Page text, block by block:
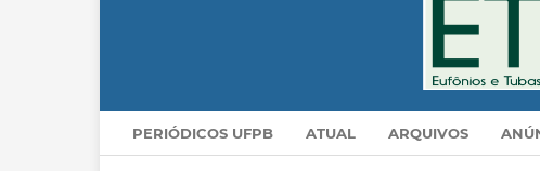
PERIÓDICOS UFPB ATUAL ARQUIVOS